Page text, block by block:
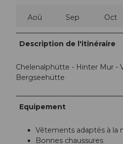
Aoû Sep Oct
Description de l'itinéraire
Chelenalphütte - Hinter Mur -
Bergseehütte
Equipement
Vêtements adaptés à la
Bonnes chaussures